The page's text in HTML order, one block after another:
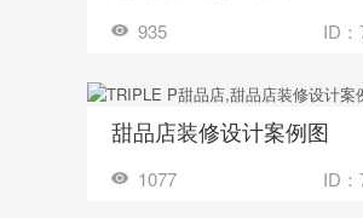
935 ID：
收藏 装修成这样要花多少
甜品店装修设计案例图
1077 ID